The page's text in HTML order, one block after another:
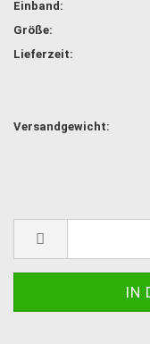
Einband:
Größe:
Lieferzeit:
Versandgewicht: